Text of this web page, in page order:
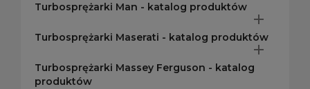
Turbosprężarki Man - katalog produktów

Turbosprężarki Maserati - katalog produktów

Turbosprężarki Massey Ferguson - katalog
produktów